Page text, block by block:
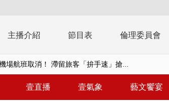
主播介紹 節目表 倫理委員會
嚴重校園槍擊！ 14歲槍手開火釀多師...
油20%下架標準惹議 傳石崇良、姜至...
壹直播 壹氣象 藝文饗宴